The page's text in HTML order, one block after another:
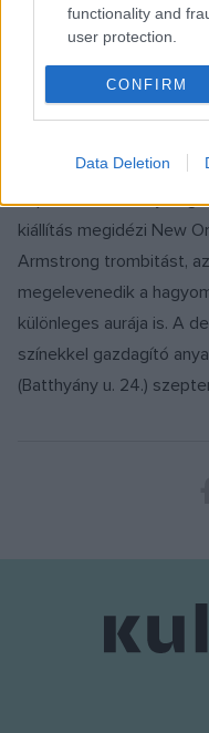
functionality and
user protection.
CONFIRM
Data Deletion
félhold alakú és akként
és kulturális életét
című fotókiállítás igazi
részeként először
klasszikus portréi. A
képein a temetők
kiállítás megidézi New
Armstrong trombitást,
megelevenedik a
különleges aurája is. A
színekkel gazdagító
(Batthyány u. 24.)